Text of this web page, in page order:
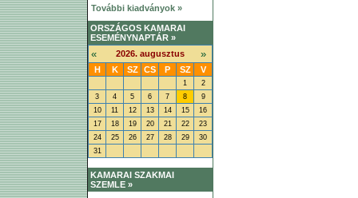
További kiadványok »
ORSZÁGOS KAMARAI
ESEMÉNYNAPTÁR »
« 2026. augusztus »
H K SZ CS P SZ V
1
2
3
4 5 6 7 8
9
10
11 12 13 14 15
16
17
18 19 20 21 22
23
24
25 26 27 28 29
30
31
KAMARAI SZAKMAI
SZEMLE »